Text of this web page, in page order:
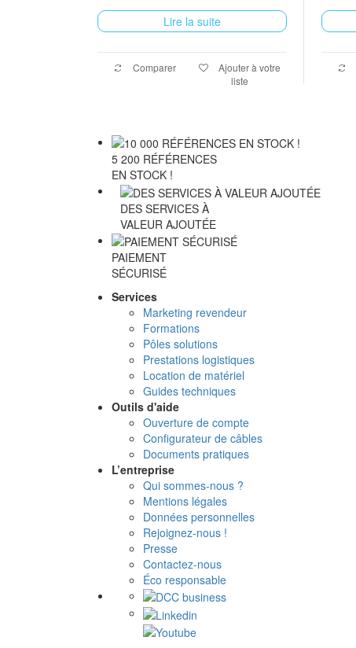
Lire la suite
Comparer
Ajouter à votre
liste
5 200 RÉFÉRENCES
EN STOCK !
DES SERVICES À
VALEUR AJOUTÉE
PAIEMENT
SÉCURISÉ
Services
Marketing revendeur
Formations
Pôles solutions
Prestations logistiques
Location de matériel
Guides techniques
Outils d'aide
Ouverture de compte
Configurateur de câbles
Documents pratiques
L’entreprise
Qui sommes-nous ?
Mentions légales
Données personnelles
Rejoignez-nous !
Presse
Contactez-nous
Éco responsable